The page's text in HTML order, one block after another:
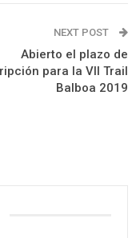
NEXT POST
Abierto el plazo de
para la VII Trail
Balboa 2019